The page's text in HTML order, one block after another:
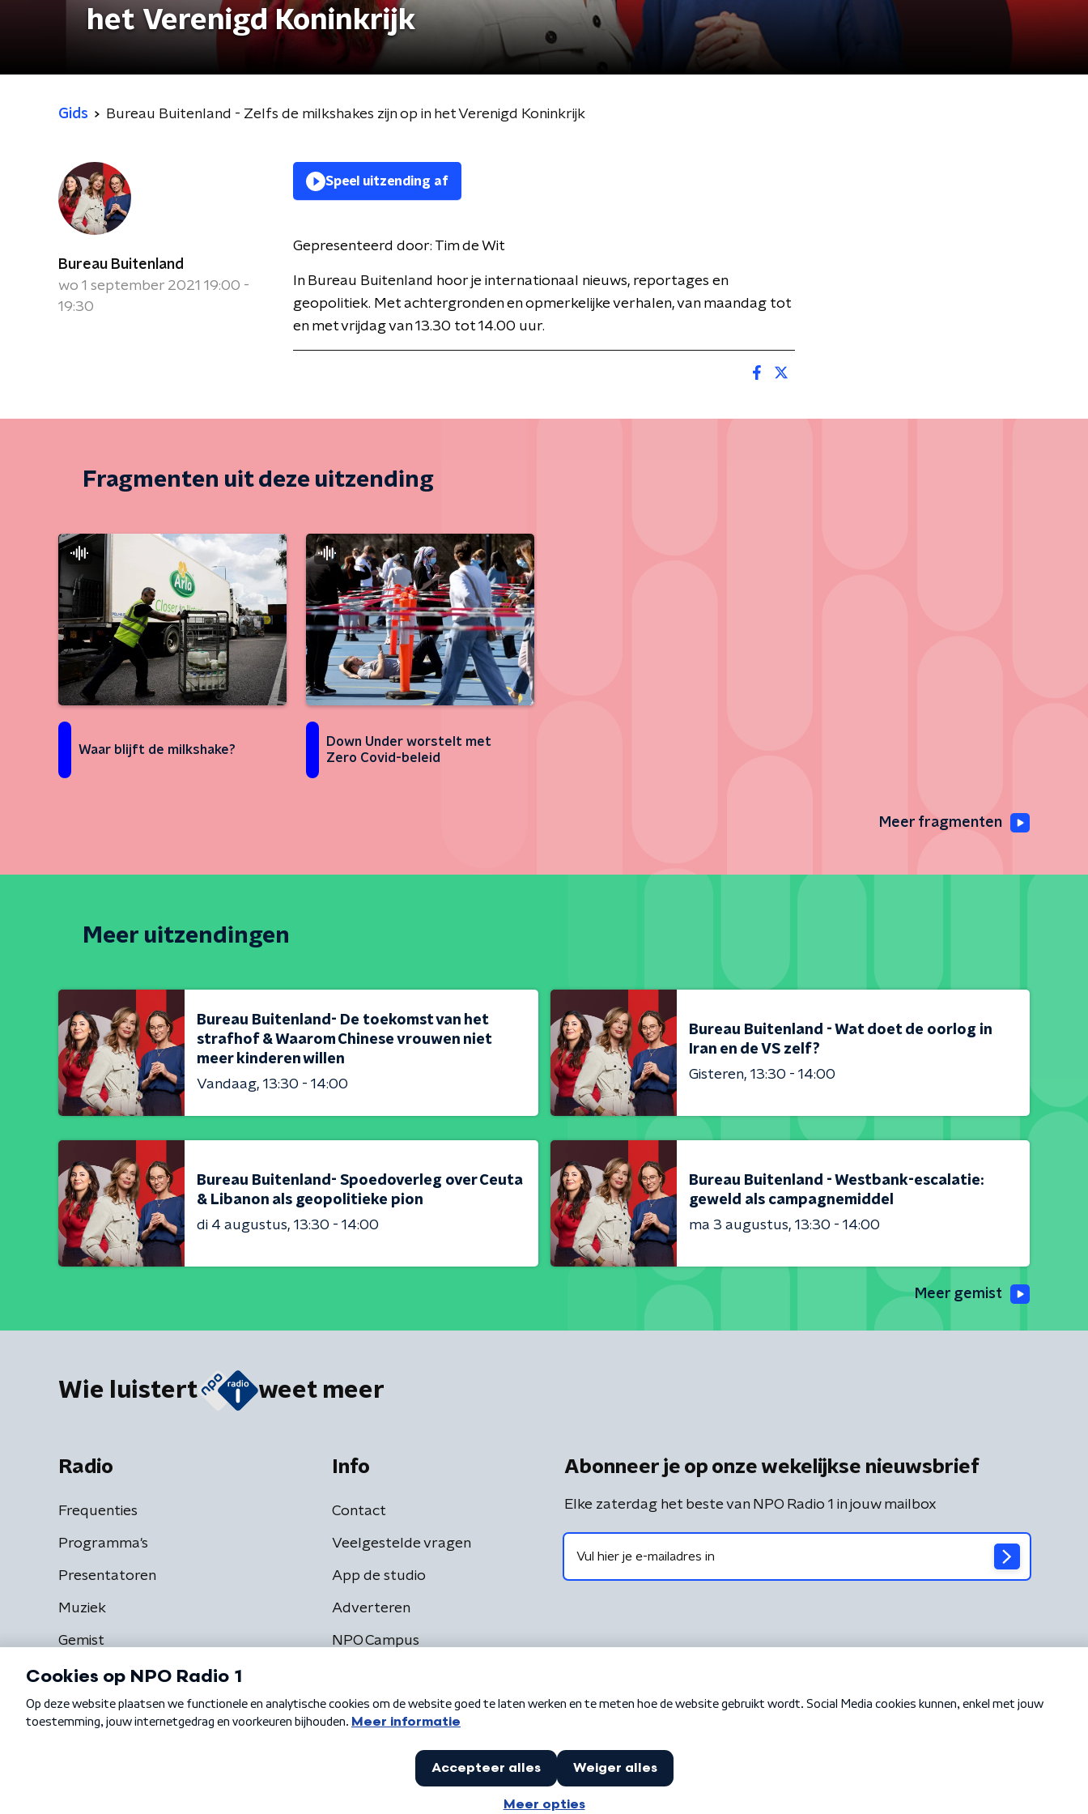
het Verenigd Koninkrijk
Gids Bureau Buitenland - Zelfs de milkshakes zijn op in het Verenigd Koninkrijk
Bureau Buitenland
wo 1 september 2021 19:00 -
19:30
Speel uitzending af
Gepresenteerd door: Tim de Wit
In Bureau Buitenland hoor je internationaal nieuws, reportages en
geopolitiek. Met achtergronden en opmerkelijke verhalen, van maandag tot
en met vrijdag van 13.30 tot 14.00 uur.
Fragmenten uit deze uitzending
Waar blijft de milkshake?
Down Under worstelt met
Zero Covid-beleid
Meer fragmenten
Meer uitzendingen
Bureau Buitenland- De toekomst van het
strafhof & Waarom Chinese vrouwen niet
meer kinderen willen
Vandaag 13:30 - 14:00
Bureau Buitenland - Wat doet de oorlog in
Iran en de VS zelf?
Gisteren 13:30 - 14:00
Bureau Buitenland- Spoedoverleg over Ceuta
& Libanon als geopolitieke pion
di 4 augustus 13:30 - 14:00
Bureau Buitenland - Westbank-escalatie:
geweld als campagnemiddel
ma 3 augustus 13:30 - 14:00
Meer gemist
Wie luistert weet meer
Radio
Frequenties
Programma's
Presentatoren
Muziek
Gemist
Info
Contact
Veelgestelde vragen
App de studio
Adverteren
NPO Campus
Abonneer je op onze wekelijkse nieuwsbrief
Elke zaterdag het beste van NPO Radio 1 in jouw mailbox
Algemene voorwaarden Privacybeleid